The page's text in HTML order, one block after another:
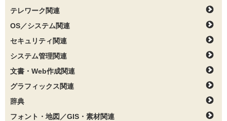
テレワーク関連
OS／システム関連
セキュリティ関連
システム管理関連
文書・Web作成関連
グラフィックス関連
辞典
フォント・地図／GIS・素材関連